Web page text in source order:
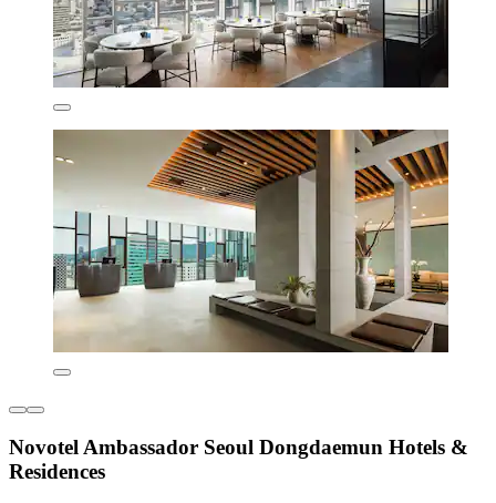
Novotel Ambassador Seoul Dongdaemun Hotels &
Residences